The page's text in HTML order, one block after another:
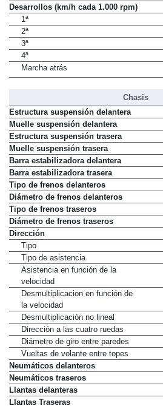
Desarrollos (km/h cada 1.000 rpm)
1ª
2ª
3ª
4ª
Marcha atrás
Chasis
Estructura suspensión delantera
Muelle suspensión delantera
Estructura suspensión trasera
Muelle suspensión trasera
Barra estabilizadora delantera
Barra estabilizadora trasera
Tipo de frenos delanteros
Diámetro de frenos delanteros
Tipo de frenos traseros
Diámetro de frenos traseros
Dirección
Tipo
Tipo de asistencia
Asistencia en función de la
velocidad
Desmultiplicacion en función de
la velocidad
Desmultiplicación no lineal
Dirección a las cuatro ruedas
Diámetro de giro entre paredes
Vueltas de volante entre topes
Neumáticos delanteros
Neumáticos traseros
Llantas delanteras
Llantas Traseras